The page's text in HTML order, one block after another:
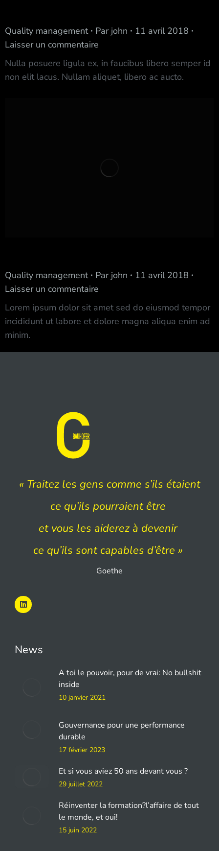
Quality management Par john
11 avril 2018
Laisser un commentaire
Nulla posuere ligula ex, in faucibus libero semper id
non elit lacus. Nullam aliquet, libero ac aucto.
Quality management Par john
11 avril 2018
Laisser un commentaire
Lorem ipsum dolor sit amet sed do eiusmod tempor
incididunt ut labore et dolore magna aliqua enim ad
minim.
« Traitez les gens comme s’ils étaient
ce qu’ils pourraient être
et vous les aiderez à devenir
ce qu’ils sont capables d’être »
Goethe
News
A toi le pouvoir, pour de vrai: No bullshit
inside
10 janvier 2021
Gouvernance pour une performance
durable
17 février 2023
Et si vous aviez 50 ans devant vous ?
29 juillet 2022
Réinventer la formation?l’affaire de tout
le monde, et oui!
15 juin 2022